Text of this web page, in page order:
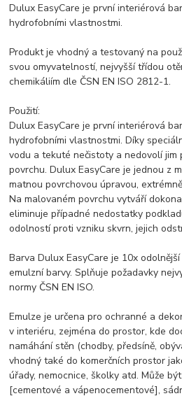
Dulux EasyCare je první interiérová
hydrofobními vlastnostmi.
Produkt je vhodný a testovaný na
svou omyvatelností, nejvyšší třídou
chemikáliím dle ČSN EN ISO 2812-1.
Použití:
Dulux EasyCare je první interiérová
hydrofobními vlastnostmi. Díky
vodu a tekuté nečistoty a nedovolí jim
povrchu. Dulux EasyCare je jednou z
matnou povrchovou úpravou,
Na malovaném povrchu vytváří
eliminuje případné nedostatky
odolností proti vzniku skvrn, jejich
Barva Dulux EasyCare je 10x
emulzní barvy. Splňuje požadavky
normy ČSN EN ISO.
Emulze je určena pro ochranné a
v interiéru, zejména do prostor, kde
namáhání stěn (chodby, předsíně,
vhodný také do komerčních prostor
úřady, nemocnice, školky atd. Může
[cementové a vápenocementové],